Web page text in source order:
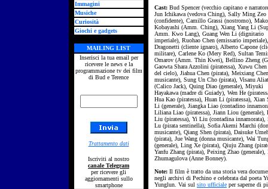
Immagini
Musiche
Curiosità
Giochi e gadgets
MAILING LIST
Inserisci la tua email per
ricevere le news e la
programmazione tv dei film
di Bud e Terence
Trattamento dati
Iscriviti al nostro
canale Telegram
per ricevere gli
aggiornamenti sullo
smartphone
Cast: Bud Spencer (vecchio capitano e
Jun Ichikawa (vedova Ching), Sally Ming Zeo
(confidente), Camillo Grassi (nostromo) ,
Kobayashi (Amm. Ching), Xiang Yang Li
Amm. Kwo Lang), Guang Wen Li (dignitario
imperiale), Ruohao Chen (emissario
Dragonetti (cliente ignaro), Alberto Capone
militare), Carlene Ko (Mery Red), Sultan
Omarov (Amm. Thin Kwei), Bellino Zheng
Gaowta Shara Azzolini (piratessa), Xuwu
del cielo), Jiahua Chen (pirata), Meixiang
musicante), Sung Un Cho (pirata), Visanu
(Calico Jack), Quing Diao (generale), Miyuki
Hayakawa (madre di Guiady), Wen He
Hua Kao (piratessa), Huan Li (piratessa), Xian
Li (generale), Jiangka Liao (contadino
Liliana Liao (piratessa), Jiann Liou (generale),
Liu (piratessa), Yi Liu (contadina innamorata),
Lu (pirata sentinella), Sofia Akemi Marchi
musicante), Qiang Shen (pirata), Daisuke
(pirata), Jue Wang (donna musicante), Wai
(generale), Ling Xe (pirata), Qiuju Zhang
Yanfu Zhang (pirata), Peixing Zhao (generale),
Zhumagulova (Anne Bonney).
Note: Il film è tratto da una storia vera
negli archivi di Pechino e celebrata dal poeta
Yunglun. Vai sul sito ufficiale per saperne di